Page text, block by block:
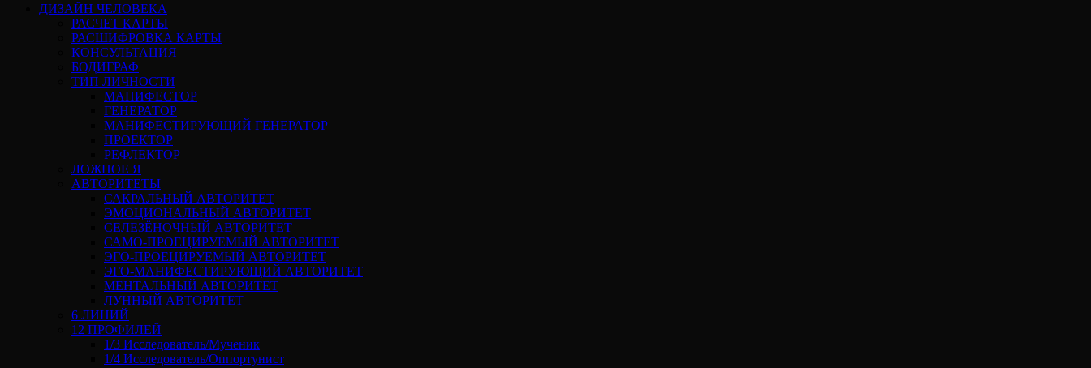
ДИЗАЙН ЧЕЛОВЕКА
РАСЧЕТ КАРТЫ
РАСШИФРОВКА КАРТЫ
КОНСУЛЬТАЦИЯ
БОДИГРАФ
ТИП ЛИЧНОСТИ
МАНИФЕСТОР
ГЕНЕРАТОР
МАНИФЕСТИРУЮЩИЙ ГЕНЕРАТОР
ПРОЕКТОР
РЕФЛЕКТОР
ЛОЖНОЕ Я
АВТОРИТЕТЫ
САКРАЛЬНЫЙ АВТОРИТЕТ
ЭМОЦИОНАЛЬНЫЙ АВТОРИТЕТ
СЕЛЕЗЁНОЧНЫЙ АВТОРИТЕТ
САМО-ПРОЕЦИРУЕМЫЙ АВТОРИТЕТ
ЭГО-ПРОЕЦИРУЕМЫЙ АВТОРИТЕТ
ЭГО-МАНИФЕСТИРУЮЩИЙ АВТОРИТЕТ
МЕНТАЛЬНЫЙ АВТОРИТЕТ
ЛУННЫЙ АВТОРИТЕТ
6 ЛИНИЙ
12 ПРОФИЛЕЙ
1/3 Исследователь/Мученик
1/4 Исследователь/Оппортунист